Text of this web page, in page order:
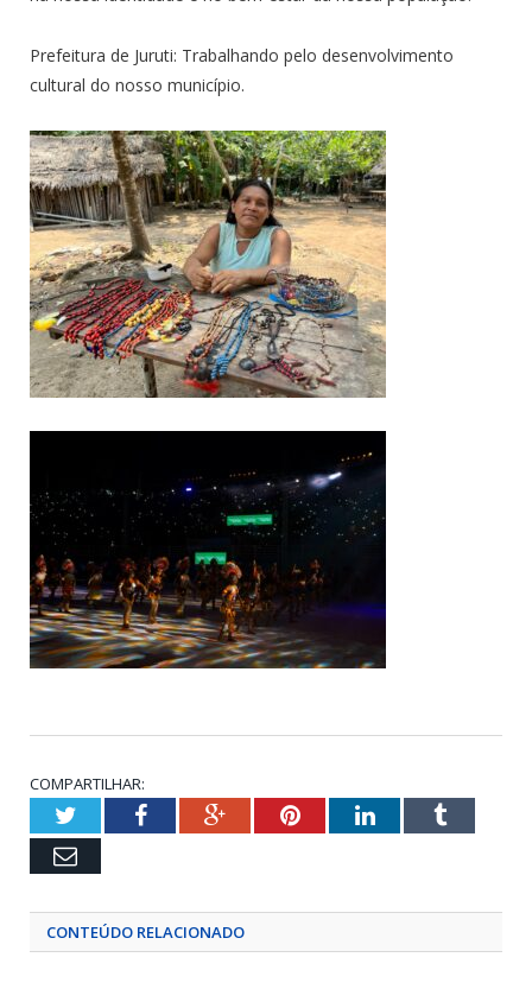
Prefeitura de Juruti: Trabalhando pelo desenvolvimento
cultural do nosso município.
COMPARTILHAR:
TwitterFacebookGoogle+PinterestLinkedInTumblr
Email
CONTEÚDO RELACIONADO